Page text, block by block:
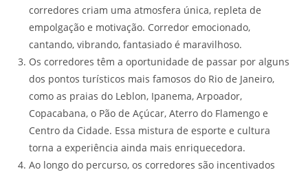
corredores criam uma atmosfera única, repleta de
empolgação e motivação. Corredor emocionado,
cantando, vibrando, fantasiado é maravilhoso.
Os corredores têm a oportunidade de passar por alguns
dos pontos turísticos mais famosos do Rio de Janeiro,
como as praias do Leblon, Ipanema, Arpoador,
Copacabana, o Pão de Açúcar, Aterro do Flamengo e
Centro da Cidade. Essa mistura de esporte e cultura
torna a experiência ainda mais enriquecedora.
Ao longo do percurso, os corredores são incentivados